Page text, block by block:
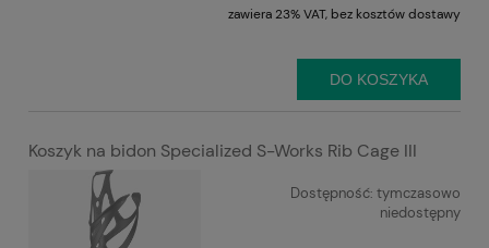
zawiera 23% VAT, bez kosztów dostawy
DO KOSZYKA
Koszyk na bidon Specialized S-Works Rib Cage III
Dostępność: tymczasowo
niedostępny